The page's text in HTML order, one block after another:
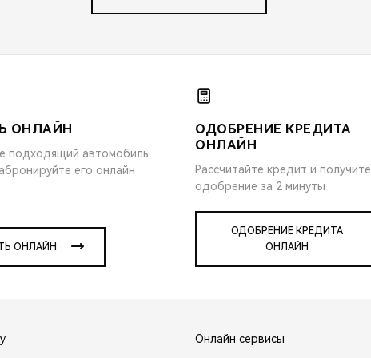
ОНЛАЙН
подходящий автомобиль
его онлайн
ОНЛАЙН
ОДОБРЕНИЕ КРЕДИТА
ОНЛАЙН
Рассчитайте кредит и получите
одобрение за 2 минуты
ОДОБРЕНИЕ КРЕДИТА
ОНЛАЙН
Онлайн сервисы